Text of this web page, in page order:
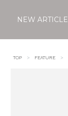
NEW ARTICLE
TOP FEATURE